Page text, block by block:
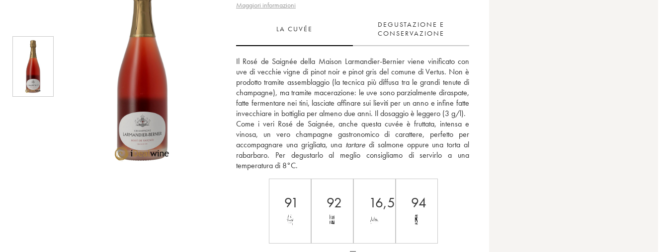
Maggiori informazioni
LA CUVÉE
DEGUSTAZIONE E
CONSERVAZIONE
Il Rosé de Saignée della Maison Larmandier-Bernier viene vinificato con
uve di vecchie vigne di pinot noir e pinot gris del comune di Vertus. Non è
prodotto tramite assemblaggio (la tecnica più diffusa tra le grandi tenute di
champagne), ma tramite macerazione: le uve sono parzialmente diraspate,
fatte fermentare nei tini, lasciate affinare sui lieviti per un anno e infine fatte
invecchiare in bottiglia per almeno due anni. Il dosaggio è leggero (3 g/l).
Come i veri Rosé de Saignée, anche questa cuvée è fruttata, intensa e
vinosa, un vero champagne gastronomico di carattere, perfetto per
accompagnare una grigliata, una tartare di salmone oppure una torta al
rabarbaro. Per degustarlo al meglio consigliamo di servirlo a una
temperatura di 8°C.
91 92 16,5 94